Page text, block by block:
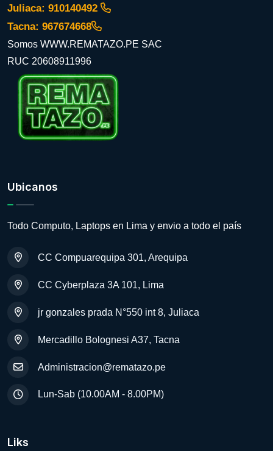
Juliaca: 910140492
Tacna: 967674668
Somos WWW.REMATAZO.PE SAC
RUC 20608911996
Ubicanos
Todo Computo, Laptops en Lima y envio a todo el país
CC Compuarequipa 301, Arequipa
CC Cyberplaza 3A 101, Lima
jr gonzales prada N°550 int 8, Juliaca
Mercadillo Bolognesi A37, Tacna
Administracion@rematazo.pe
Lun-Sab (10.00AM - 8.00PM)
Liks